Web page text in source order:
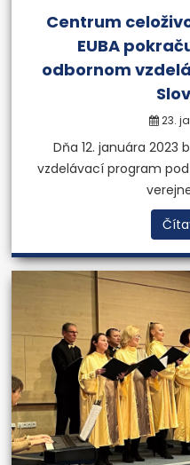
Centrum
EUBA
odbornom
23.
Dňa 12. januára 2023
vzdelávací program